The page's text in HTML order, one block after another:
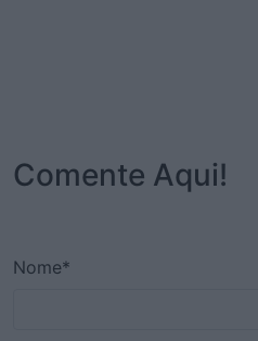
Comente Aqui!
Nome*